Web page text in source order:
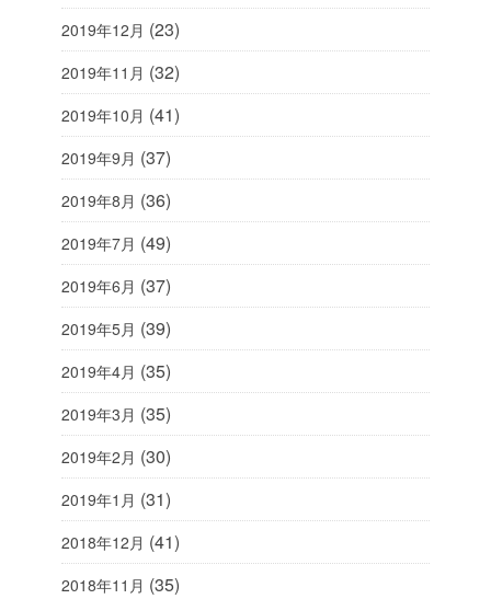
2019年12月 (23)
2019年11月 (32)
2019年10月 (41)
2019年9月 (37)
2019年8月 (36)
2019年7月 (49)
2019年6月 (37)
2019年5月 (39)
2019年4月 (35)
2019年3月 (35)
2019年2月 (30)
2019年1月 (31)
2018年12月 (41)
2018年11月 (35)